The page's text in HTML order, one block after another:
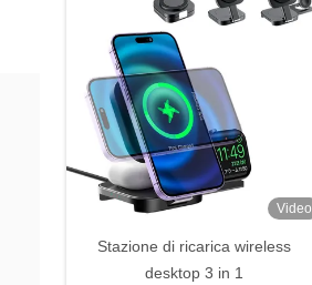
Video
Stazione di ricarica wireless
desktop 3 in 1